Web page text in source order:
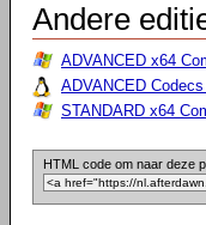
Andere
ADVANCED x64
ADVANCED
STANDARD x64
HTML code om naar deze